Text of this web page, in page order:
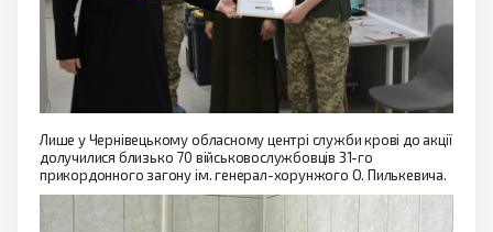
Лише у Чернівецькому обласному центрі служби крові до акції
долучилися близько 70 військовослужбовців 31-го
прикордонного загону ім. генерал-хорунжого О. Пилькевича.